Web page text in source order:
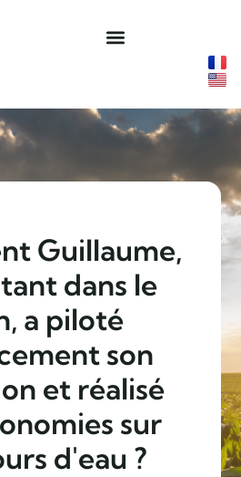
Guillaume,
dans le
a piloté
son
et réalisé
sur
d'eau ?